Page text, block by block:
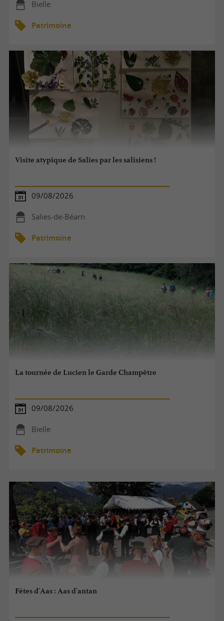
Bielle
Patrimoine
Visite atypique de Salies par les salisiens !
09/08/2026
Salies-de-Béarn
Patrimoine
La tournée de Lucien le Garde Champêtre
09/08/2026
Bielle
Patrimoine
Fêtes d'Aas : Aas d'antan